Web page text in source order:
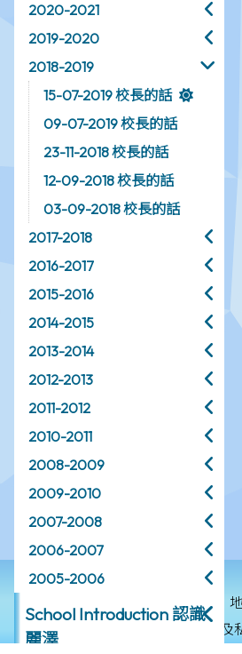
2020-2021
2019-2020
2018-2019
15-07-2019 校長的話
09-07-2019 校長的話
23-11-2018 校長的話
12-09-2018 校長的話
03-09-2018 校長的話
2017-2018
2016-2017
2015-2016
2014-2015
2013-2014
2012-2013
2011-2012
2010-2011
2008-2009
2009-2010
2007-2008
2006-2007
2005-2006
School Introduction 認識
麗澤
© 2026 版權所有
保障個人資料私隱政策及